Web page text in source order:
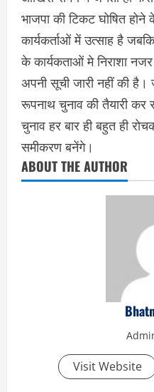
भाजपा की टिकट घोषित
कार्यकर्ताओं में उत्साह है
के कार्यकताओं मे निराशा
अपनी सूची जारी नहीं की
रूपनाथ चुनाव की तैयारी कर
चुनाव हर बार ही बहुत ही
समीकरण बनेंगे।
ABOUT THE AUTHOR
Visit Website